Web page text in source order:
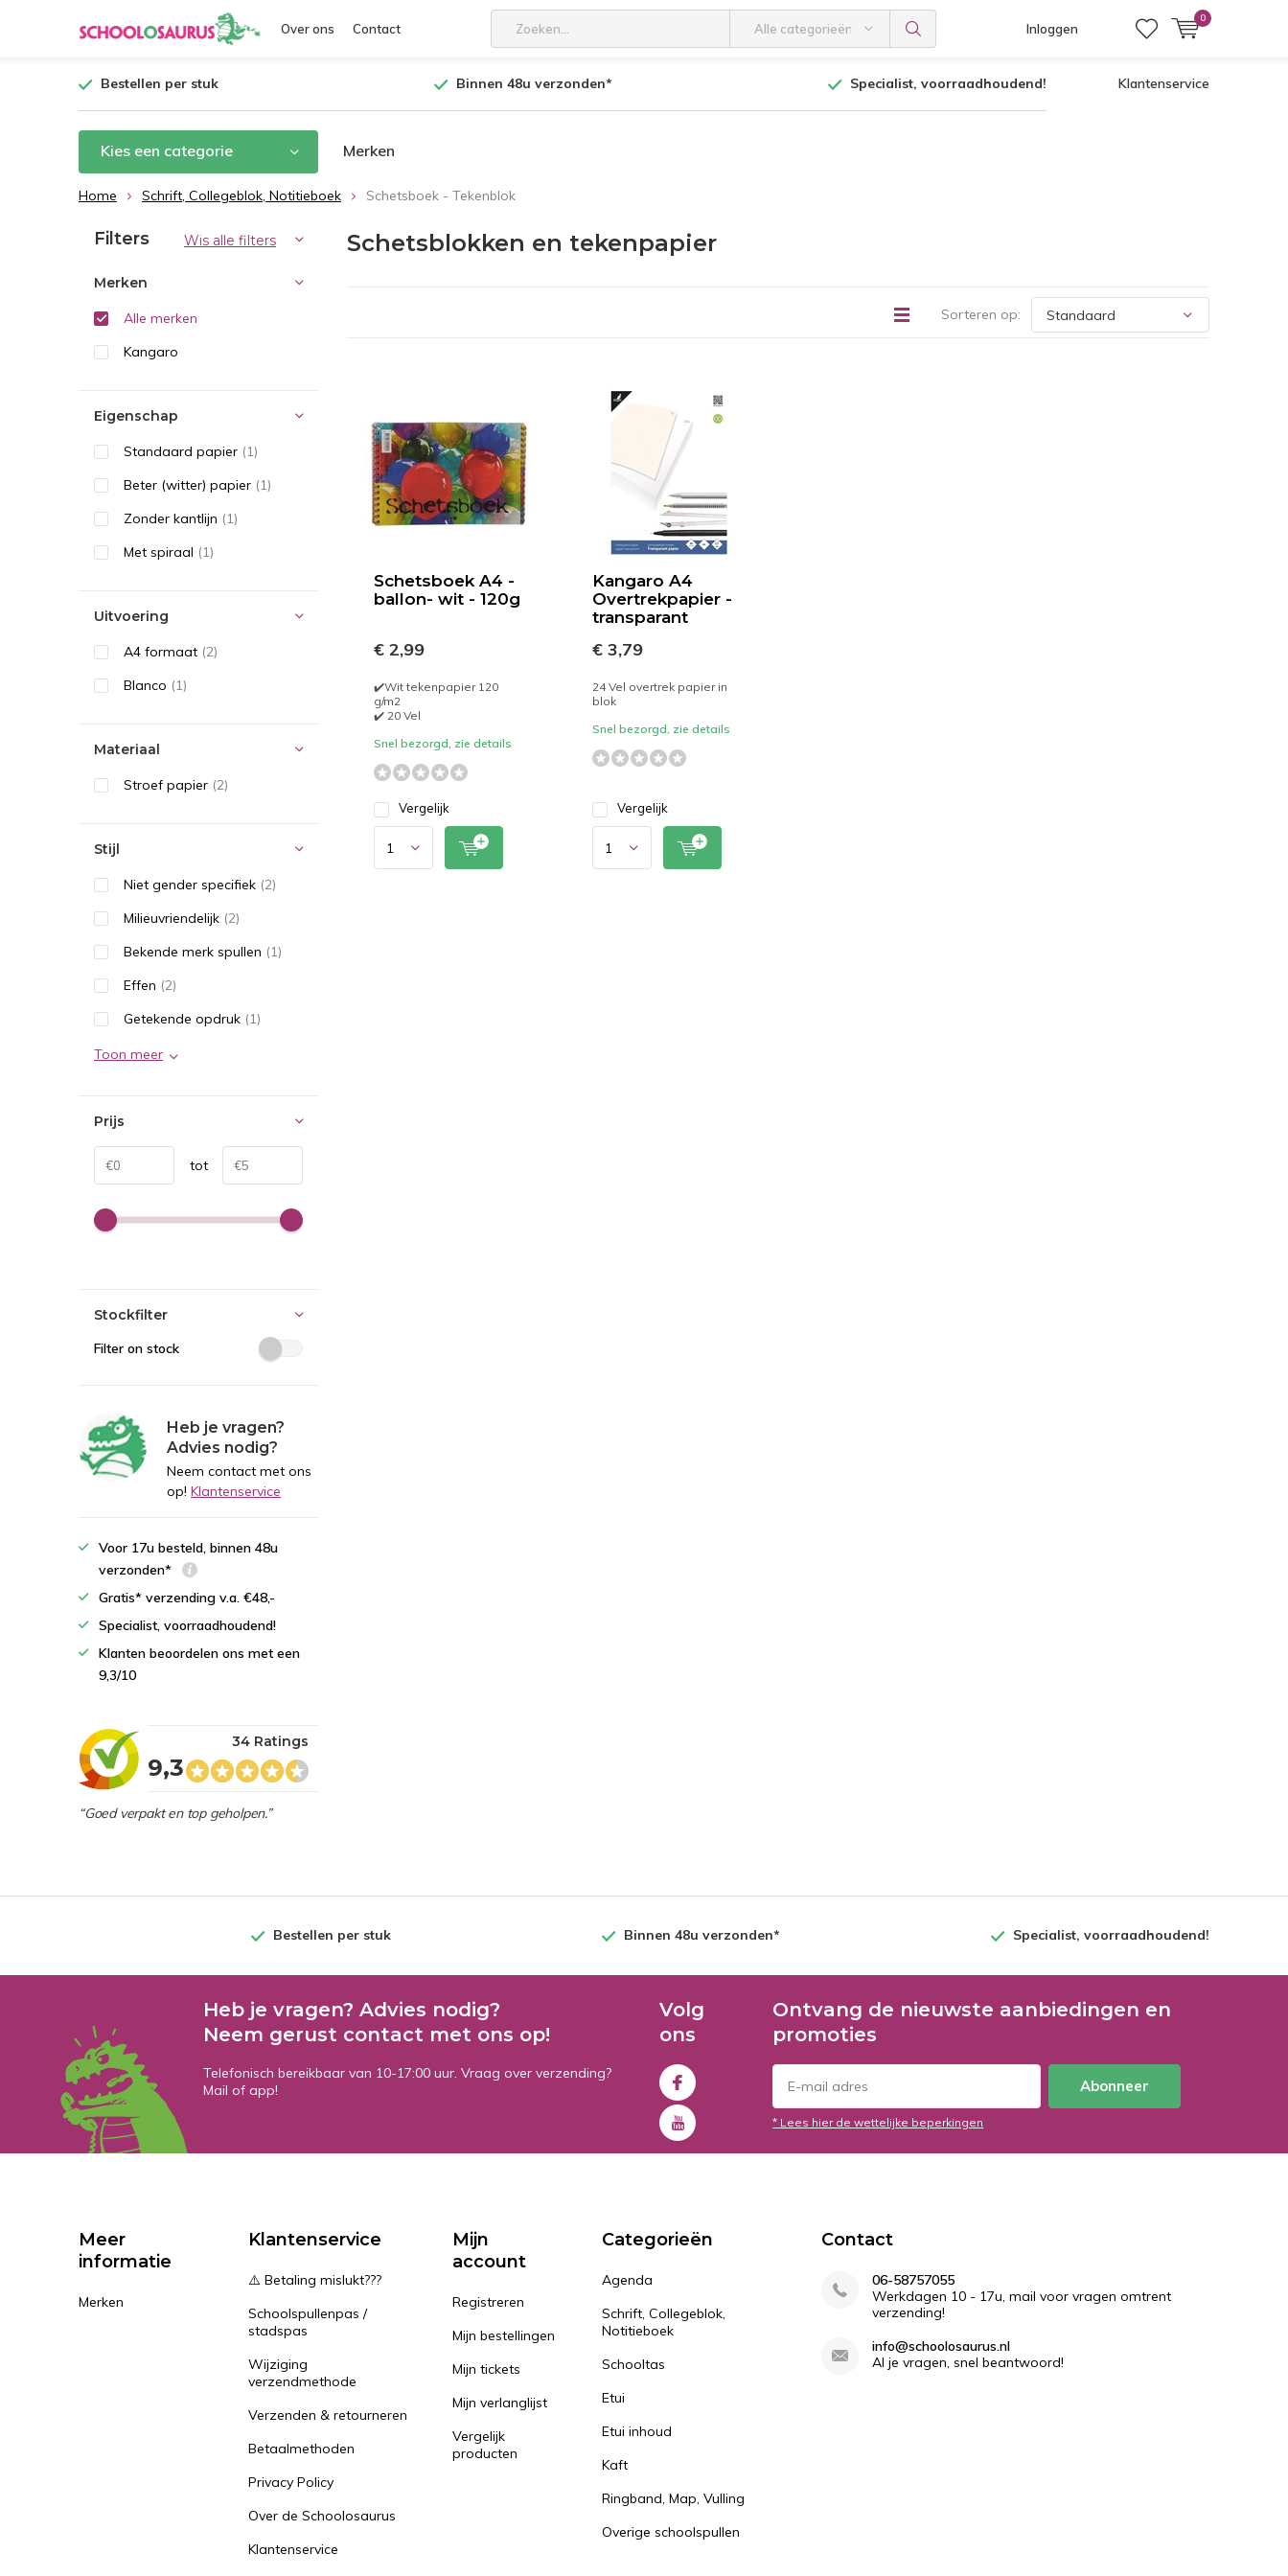
Over ons Contact Alle categorieën Inloggen
0
Bestellen per stuk Binnen 48u verzonden* Specialist, voorraadhoudend! Klantenservice
Kies een categorie Merken
Home Schrift, Collegeblok, Notitieboek Schetsboek - Tekenblok
Schetsblokken en tekenpapier
Sorteren op:
Schetsboek A4 -
ballon- wit - 120g
€ 2,99
✔️Wit tekenpapier 120
g/m2
✔️ 20 Vel
Snel bezorgd, zie details
Vergelijk
Kangaro A4
Overtrekpapier -
transparant
€ 3,79
24 Vel overtrek papier in
blok
Snel bezorgd, zie details
Vergelijk
Filters Wis alle filters
Merken
Alle merken
Kangaro
Eigenschap
Standaard papier (1)
Beter (witter) papier (1)
Zonder kantlijn (1)
Met spiraal (1)
Uitvoering
A4 formaat (2)
Blanco (1)
Materiaal
Stroef papier (2)
Stijl
Niet gender specifiek (2)
Milieuvriendelijk (2)
Bekende merk spullen (1)
Effen (2)
Getekende opdruk (1)
Toon meer
Prijs
tot
Stockfilter
Filter on stock
Heb je vragen?
Advies nodig?
Neem contact met ons
op! Klantenservice
Voor 17u besteld, binnen 48u
verzonden*
Gratis* verzending v.a. €48,-
Specialist, voorraadhoudend!
Klanten beoordelen ons met een
9,3/10
9,3
34 Ratings
“Goed verpakt en top geholpen.”
Bestellen per stuk Binnen 48u verzonden* Specialist, voorraadhoudend!
Heb je vragen? Advies nodig?
Neem gerust contact met ons op!
Telefonisch bereikbaar van 10-17:00 uur. Vraag over verzending?
Mail of app!
Volg
ons
Ontvang de nieuwste aanbiedingen en
promoties
Abonneer
* Lees hier de wettelijke beperkingen
Meer
informatie
Merken
Klantenservice
⚠️ Betaling mislukt???
Schoolspullenpas /
stadspas
Wijziging
verzendmethode
Verzenden & retourneren
Betaalmethoden
Privacy Policy
Over de Schoolosaurus
Klantenservice
Mijn
account
Registreren
Mijn bestellingen
Mijn tickets
Mijn verlanglijst
Vergelijk
producten
Categorieën
Agenda
Schrift, Collegeblok,
Notitieboek
Schooltas
Etui
Etui inhoud
Kaft
Ringband, Map, Vulling
Overige schoolspullen
Contact
06-58757055
Werkdagen 10 - 17u, mail voor vragen omtrent
verzending!
info@schoolosaurus.nl
Al je vragen, snel beantwoord!